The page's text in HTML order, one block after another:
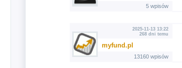
5 wpisów
2025-11-13 13:22
268 dni temu
myfund.pl
13160 wpisów